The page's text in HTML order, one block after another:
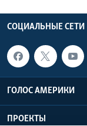
СОЦИАЛЬНЫЕ СЕТИ
ГОЛОС АМЕРИКИ
ПРОЕКТЫ